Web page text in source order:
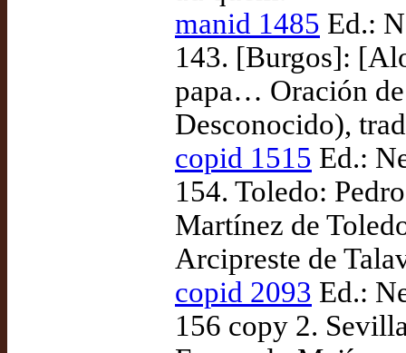
manid 1485 Ed.:
143. [Burgos]:
papa… Oración de
Desconocido),
copid 1515 Ed.:
154. Toledo:
Martínez de
Arcipreste de
copid 2093 Ed.:
156 copy 2.